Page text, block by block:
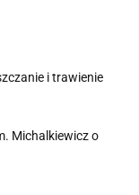
i trawienie
Michalkiewicz o